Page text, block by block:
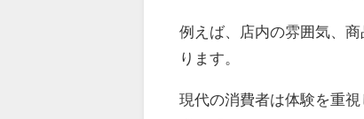
例えば、店内の雰囲気、
ります。
現代の消費者は体験を重